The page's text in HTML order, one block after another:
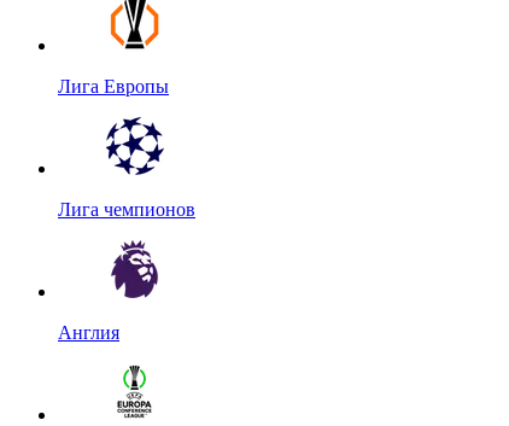
Лига Европы
Лига чемпионов
Англия